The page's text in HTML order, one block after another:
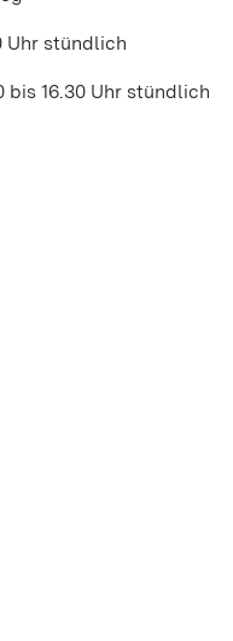
Uhr stündlich
bis 16.30 Uhr stündlich